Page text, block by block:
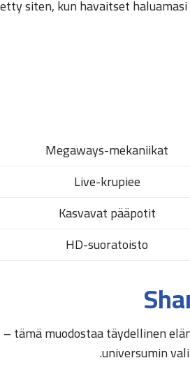
siten, kun havaitset
Megaways-mekaniikat
Live-krupiee
Kasvavat pääpotit
HD-suoratoisto
tämä muodostaa täydellinen
universumin